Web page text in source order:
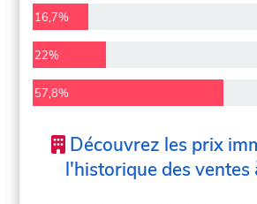
16,7%
22%
57,8%
Découvrez les prix
l'historique des ventes